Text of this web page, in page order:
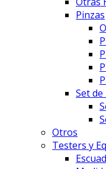
Pinzas
Set
Otros
Testers y